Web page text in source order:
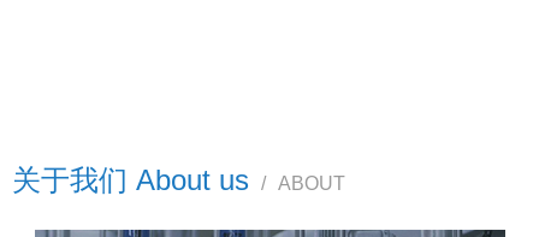
关于我们 About us / ABOUT